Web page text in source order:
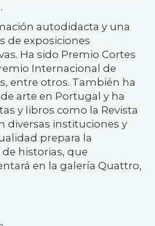
autodidacta y una
de exposiciones
Ha sido Premio Cortes
Internacional de
entre otros. También ha
arte en Portugal y ha
y libros como la Revista
diversas instituciones y
prepara la
historias, que
en la galería Quattro,